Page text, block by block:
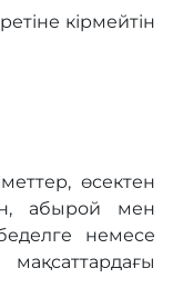
кірмейтін
өсектен
абырой мен
немесе